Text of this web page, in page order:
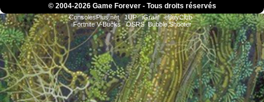
© 2004-2026 Game Forever - Tous droits réservés
ConsolesPlus.net 1UP iGraal
eBuyClub
Fortnite V-Bucks
OSRS Bubble Shooter